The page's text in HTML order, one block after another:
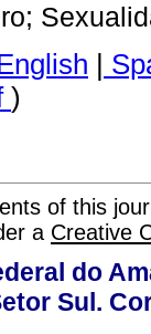
|
)
of this
a Creative
do
Sul.